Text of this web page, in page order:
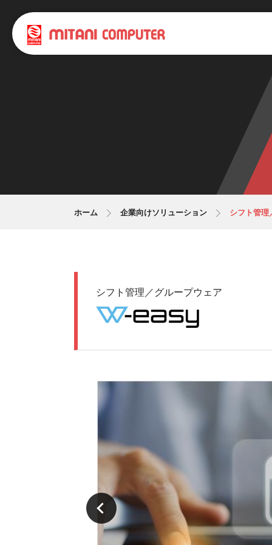
ホーム 企業向けソリューション シフト管理
シフト管理／グループウェア
Previous